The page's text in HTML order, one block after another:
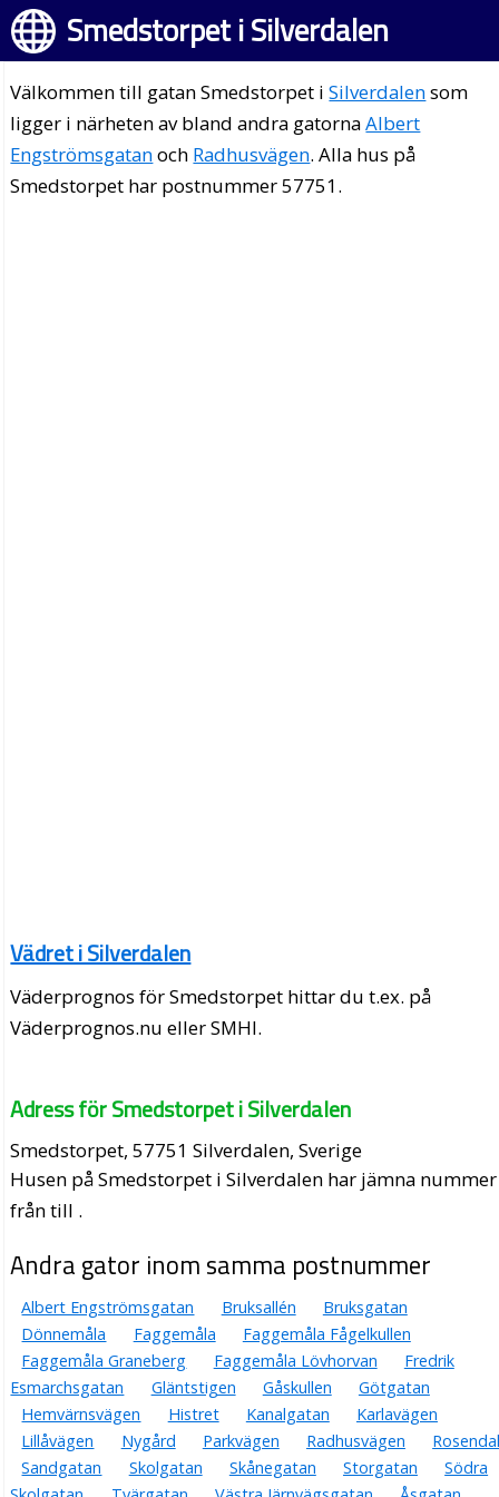
Smedstorpet i Silverdalen
Välkommen till gatan Smedstorpet iSilverdalensom
ligger i närheten av bland andra gatornaAlbert
Engströmsgatanoch Radhusvägen. Alla hus på
Smedstorpet har postnummer 57751.
Vädret i Silverdalen
Väderprognos för Smedstorpet hittar du t.ex. på
Väderprognos.nu eller SMHI.
Adress för Smedstorpet i Silverdalen
Smedstorpet, 57751 Silverdalen, Sverige
Husen på Smedstorpet i Silverdalen har jämna nummer
från till .
Andra gator inom samma postnummer
Albert Engströmsgatan Bruksallén
Bruksgatan
Dönnemåla
Faggemåla
Faggemåla Fågelkullen
Faggemåla Graneberg
Faggemåla Lövhorvan
Fredrik
Esmarchsgatan
Gläntstigen Gåskullen
Götgatan
Hemvärnsvägen
Histret Kanalgatan
Karlavägen
Lillåvägen
Nygård Parkvägen Radhusvägen
Sandgatan
Skolgatan Skånegatan Storgatan
Södra